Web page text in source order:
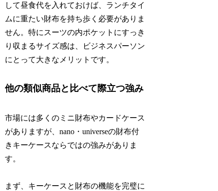
して昼食代を入れておけば、ランチタイ
ムに重たい財布を持ち歩く必要がありま
せん。特にスーツの内ポケットにすっき
り収まるサイズ感は、ビジネスパーソン
にとって大きなメリットです。
他の類似商品と比べて際立つ強み
市場には多くのミニ財布やカードケース
がありますが、nano・universeの財布付
きキーケースならではの強みがありま
す。
まず、キーケースと財布の機能を完璧に